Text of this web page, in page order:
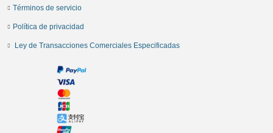
Términos de servicio
Política de privacidad
Ley de Transacciones Comerciales Especificadas